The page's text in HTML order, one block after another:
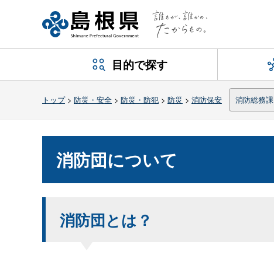
目的で探す
トップ> 防災・安全 > 防災・防犯 > 防災 > 消防保安 消防総務課
消防団について
消防団とは？